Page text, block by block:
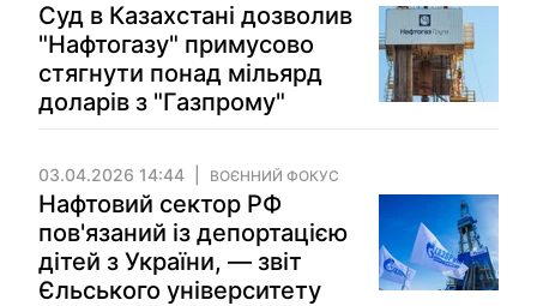
Суд в Казахстані дозволив
"Нафтогазу" примусово
стягнути понад мільярд
доларів з "Газпрому"
03.04.2026 14:44 ВОЄННИЙ ФОКУС
Нафтовий сектор РФ
пов'язаний із депортацією
дітей з України, — звіт
Єльського університету